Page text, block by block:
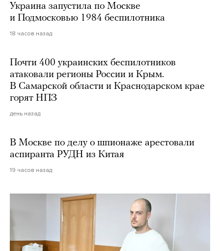
Украина запустила по Москве
и Подмосковью 1984 беспилотника
18 часов назад
Почти 400 украинских беспилотников
атаковали регионы России и Крым.
В Самарской области и Краснодарском крае
горят НПЗ
день назад
В Москве по делу о шпионаже арестовали
аспиранта РУДН из Китая
19 часов назад